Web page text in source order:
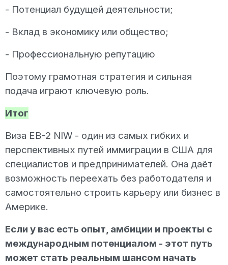
- Потенциал будущей деятельности;
- Вклад в экономику или общество;
- Профессиональную репутацию
Поэтому грамотная стратегия и сильная
подача играют ключевую роль.
Итог
Виза EB-2 NIW - один из самых гибких и
перспективных путей иммиграции в США для
специалистов и предпринимателей. Она даёт
возможность переехать без работодателя и
самостоятельно строить карьеру или бизнес в
Америке.
Если у вас есть опыт, амбиции и проекты с
международным потенциалом - этот путь
может стать реальным шансом начать